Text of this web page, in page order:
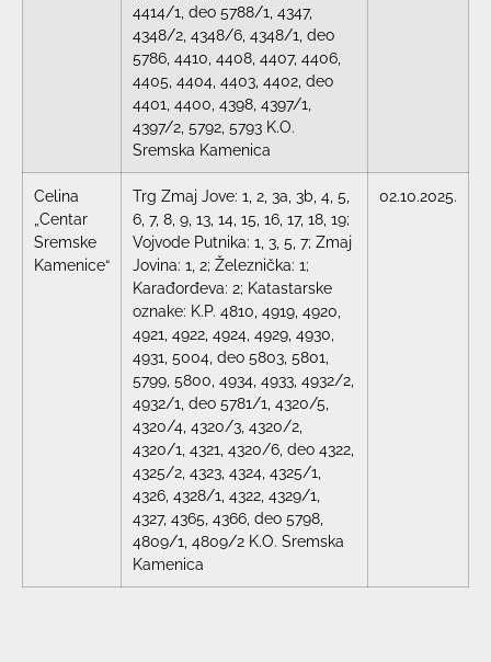
4414/1, deo 5788/1, 4347,
4348/2, 4348/6, 4348/1, deo
5786, 4410, 4408, 4407, 4406,
4405, 4404, 4403, 4402, deo
4401, 4400, 4398, 4397/1,
4397/2, 5792, 5793 K.O.
Sremska Kamenica
Celina
„Centar
Sremske
Kamenice“
Trg Zmaj Jove: 1, 2, 3a, 3b, 4, 5,
6, 7, 8, 9, 13, 14, 15, 16, 17, 18, 19;
Vojvode Putnika: 1, 3, 5, 7; Zmaj
Jovina: 1, 2; Železnička: 1;
Karađorđeva: 2; Katastarske
oznake: K.P. 4810, 4919, 4920,
4921, 4922, 4924, 4929, 4930,
4931, 5004, deo 5803, 5801,
5799, 5800, 4934, 4933, 4932/2,
4932/1, deo 5781/1, 4320/5,
4320/4, 4320/3, 4320/2,
4320/1, 4321, 4320/6, deo 4322,
4325/2, 4323, 4324, 4325/1,
4326, 4328/1, 4322, 4329/1,
4327, 4365, 4366, deo 5798,
4809/1, 4809/2 K.O. Sremska
Kamenica
02.10.2025.